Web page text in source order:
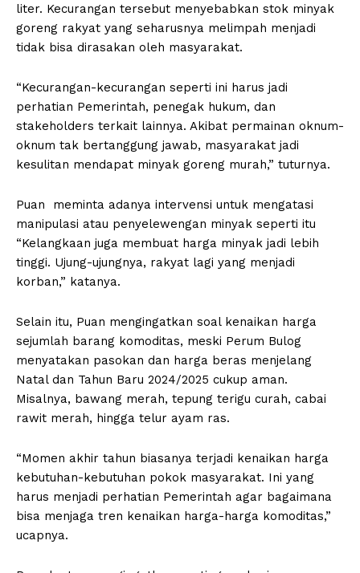
liter. Kecurangan tersebut menyebabkan stok minyak
goreng rakyat yang seharusnya melimpah menjadi
tidak bisa dirasakan oleh masyarakat.
“Kecurangan-kecurangan seperti ini harus jadi
perhatian Pemerintah, penegak hukum, dan
stakeholders terkait lainnya. Akibat permainan oknum-
oknum tak bertanggung jawab, masyarakat jadi
kesulitan mendapat minyak goreng murah,” tuturnya.
Puan meminta adanya intervensi untuk mengatasi
manipulasi atau penyelewengan minyak seperti itu
“Kelangkaan juga membuat harga minyak jadi lebih
tinggi. Ujung-ujungnya, rakyat lagi yang menjadi
korban,” katanya.
Selain itu, Puan mengingatkan soal kenaikan harga
sejumlah barang komoditas, meski Perum Bulog
menyatakan pasokan dan harga beras menjelang
Natal dan Tahun Baru 2024/2025 cukup aman.
Misalnya, bawang merah, tepung terigu curah, cabai
rawit merah, hingga telur ayam ras.
“Momen akhir tahun biasanya terjadi kenaikan harga
kebutuhan-kebutuhan pokok masyarakat. Ini yang
harus menjadi perhatian Pemerintah agar bagaimana
bisa menjaga tren kenaikan harga-harga komoditas,”
ucapnya.